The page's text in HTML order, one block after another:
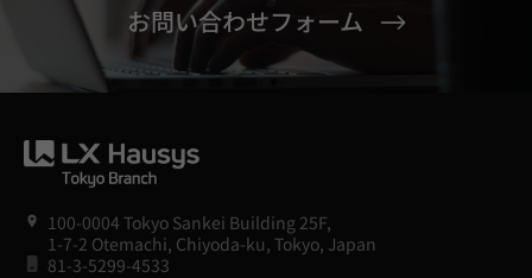
お問い合わせフォーム
100-0004 Tokyo Sankei Building 25F,
1-7-2 Otemachi, Chiyoda-ku, Tokyo, Japan
81-3-5299-4533